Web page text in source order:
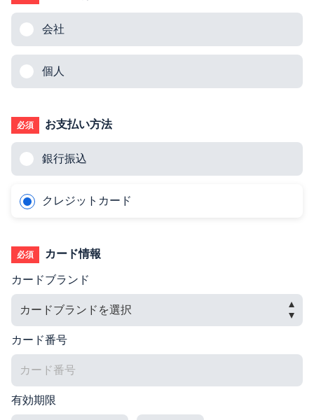
会社
個人
必須 お支払い方法
銀行振込
クレジットカード
必須 カード情報
カードブランド
カード番号
有効期限